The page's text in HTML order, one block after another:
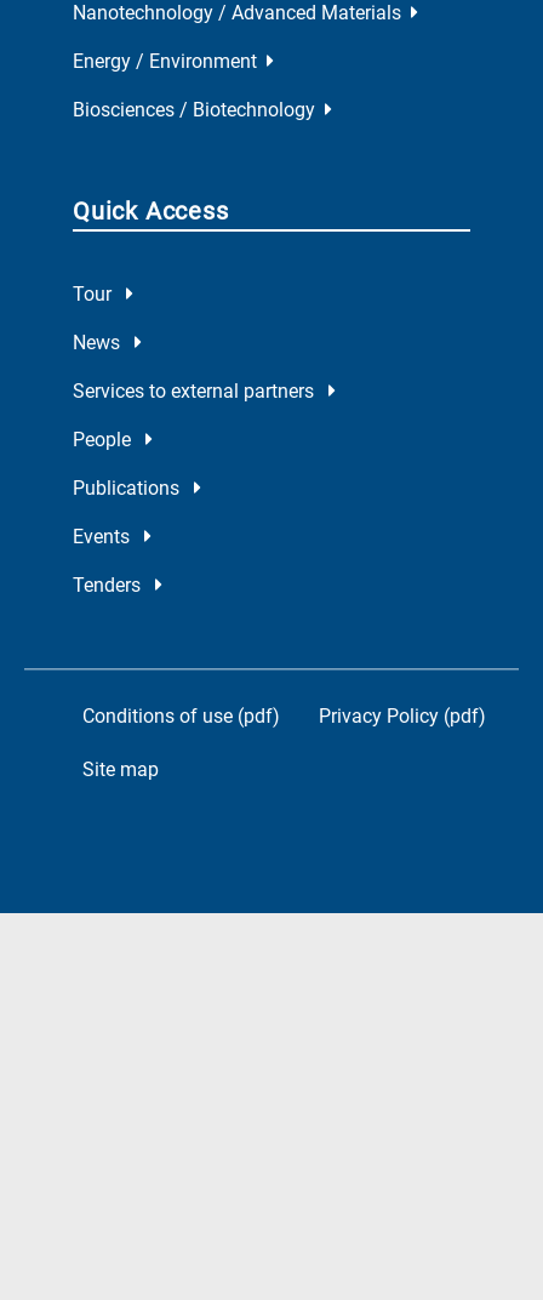
Nanotechnology / Advanced Materials
Energy / Environment
Biosciences / Biotechnology
Quick Access
Tour
News
Services to external partners
People
Publications
Events
Tenders
Conditions of use (pdf) Privacy Policy (pdf)
Site map